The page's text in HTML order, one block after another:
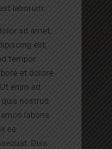
laborum.
sit amet,
elit,
tempor
et dolore
enim ad
nostrud
laboris
ea
Duis